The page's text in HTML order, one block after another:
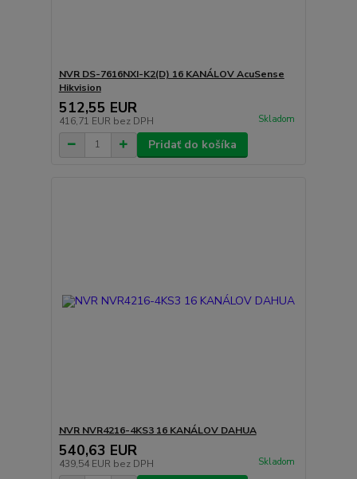
NVR DS-7616NXI-K2(D) 16 KANÁLOV AcuSense
Hikvision
512,55 EUR
416,71 EUR bez DPH Skladom
Pridať do košíka
NVR NVR4216-4KS3 16 KANÁLOV DAHUA
540,63 EUR
439,54 EUR bez DPH Skladom